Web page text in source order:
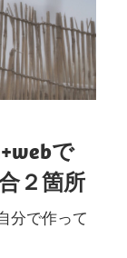
で
２箇所
分で作って